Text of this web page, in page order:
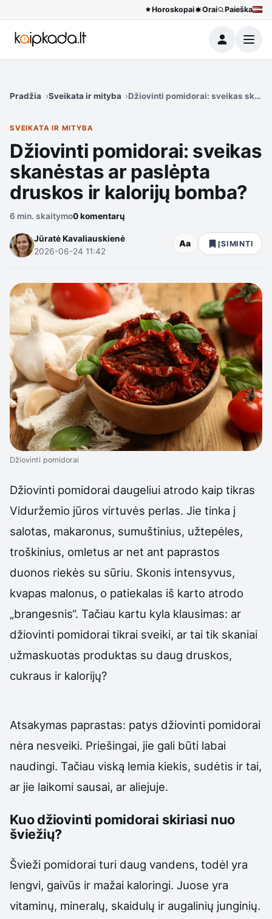
Horoskopai Orai Paieška
Meniu
Pradžia Sveikata ir mityba Džiovinti pomidorai: sveikas
SVEIKATA IR MITYBA
Džiovinti pomidorai: sveikas
skanėstas ar paslėpta
druskos ir kalorijų bomba?
6 min. skaitymo0 komentarų
Jūratė Kavaliauskienė
2026-06-24 11:42
Aa ĮSIMINTI
Džiovinti pomidorai
Džiovinti pomidorai daugeliui atrodo kaip tikras
Viduržemio jūros virtuvės perlas. Jie tinka į
salotas, makaronus, sumuštinius, užtepėles,
troškinius, omletus ar net ant paprastos
duonos riekės su sūriu. Skonis intensyvus,
kvapas malonus, o patiekalas iš karto atrodo
„brangesnis“. Tačiau kartu kyla klausimas: ar
džiovinti pomidorai tikrai sveiki, ar tai tik skaniai
užmaskuotas produktas su daug druskos,
cukraus ir kalorijų?
Atsakymas paprastas: patys džiovinti pomidorai
nėra nesveiki. Priešingai, jie gali būti labai
naudingi. Tačiau viską lemia kiekis, sudėtis ir tai,
ar jie laikomi sausai, ar aliejuje.
Kuo džiovinti pomidorai skiriasi nuo
šviežių?
Švieži pomidorai turi daug vandens, todėl yra
lengvi, gaivūs ir mažai kaloringi. Juose yra
vitaminų, mineralų, skaidulų ir augalinių junginių.